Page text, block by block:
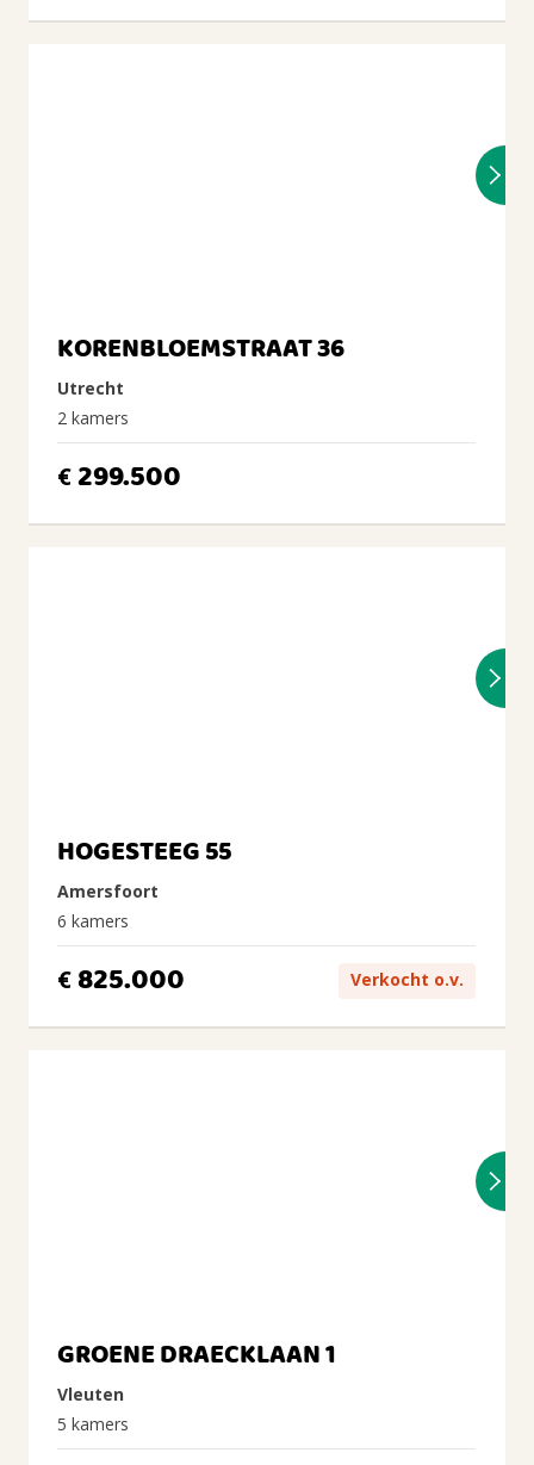
KORENBLOEMSTRAAT 36
Utrecht
2 kamers
€299.500
HOGESTEEG 55
Amersfoort
6 kamers
€ 825.000 Verkocht o.v.
GROENE DRAECKLAAN 1
Vleuten
5 kamers